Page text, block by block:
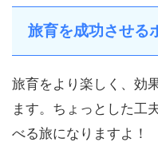
旅育を成功させる
旅育をより楽しく、効
ます。ちょっとした工
べる旅になりますよ！